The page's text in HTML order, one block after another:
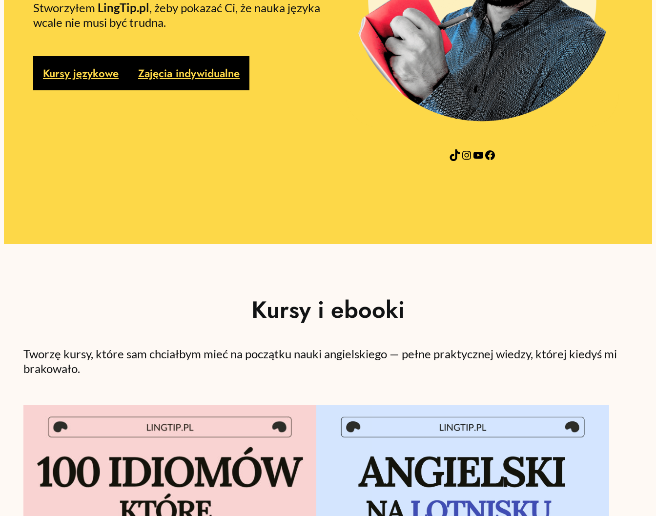
Stworzyłem LingTip.pl, żeby pokazać Ci, że nauka języka
wcale nie musi być trudna.
Kursy językowe Zajęcia indywidualne
TikTok Instagram YouTube Facebook
Kursy i ebooki
Tworzę kursy, które sam chciałbym mieć na początku nauki angielskiego — pełne praktycznej wiedzy, której kiedyś mi
brakowało.